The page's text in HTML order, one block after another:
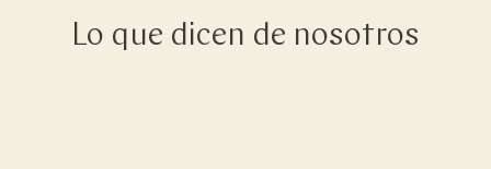
Lo que dicen de nosotros